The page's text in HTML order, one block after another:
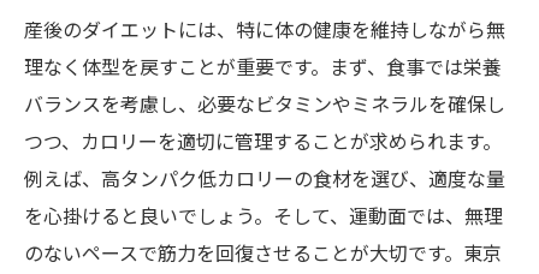
N-SPORTSでの体験から得られるメリット
30代ママのためのエクササイズと筋トレ！N-
SPORTSで始めよう
30代ママに最適なエクササイズとは
筋トレで得られる産後ダイエットの効果
N-SPORTSのトレーナーによる個別エクサ
サイズプラン
産後のダイエットには、特に体の健康を維持しながら無
理なく体型を戻すことが重要です。まず、食事では栄養
バランスを考慮し、必要なビタミンやミネラルを確保し
つつ、カロリーを適切に管理することが求められます。
例えば、高タンパク低カロリーの食材を選び、適度な量
を心掛けると良いでしょう。そして、運動面では、無理
のないペースで筋力を回復させることが大切です。東京